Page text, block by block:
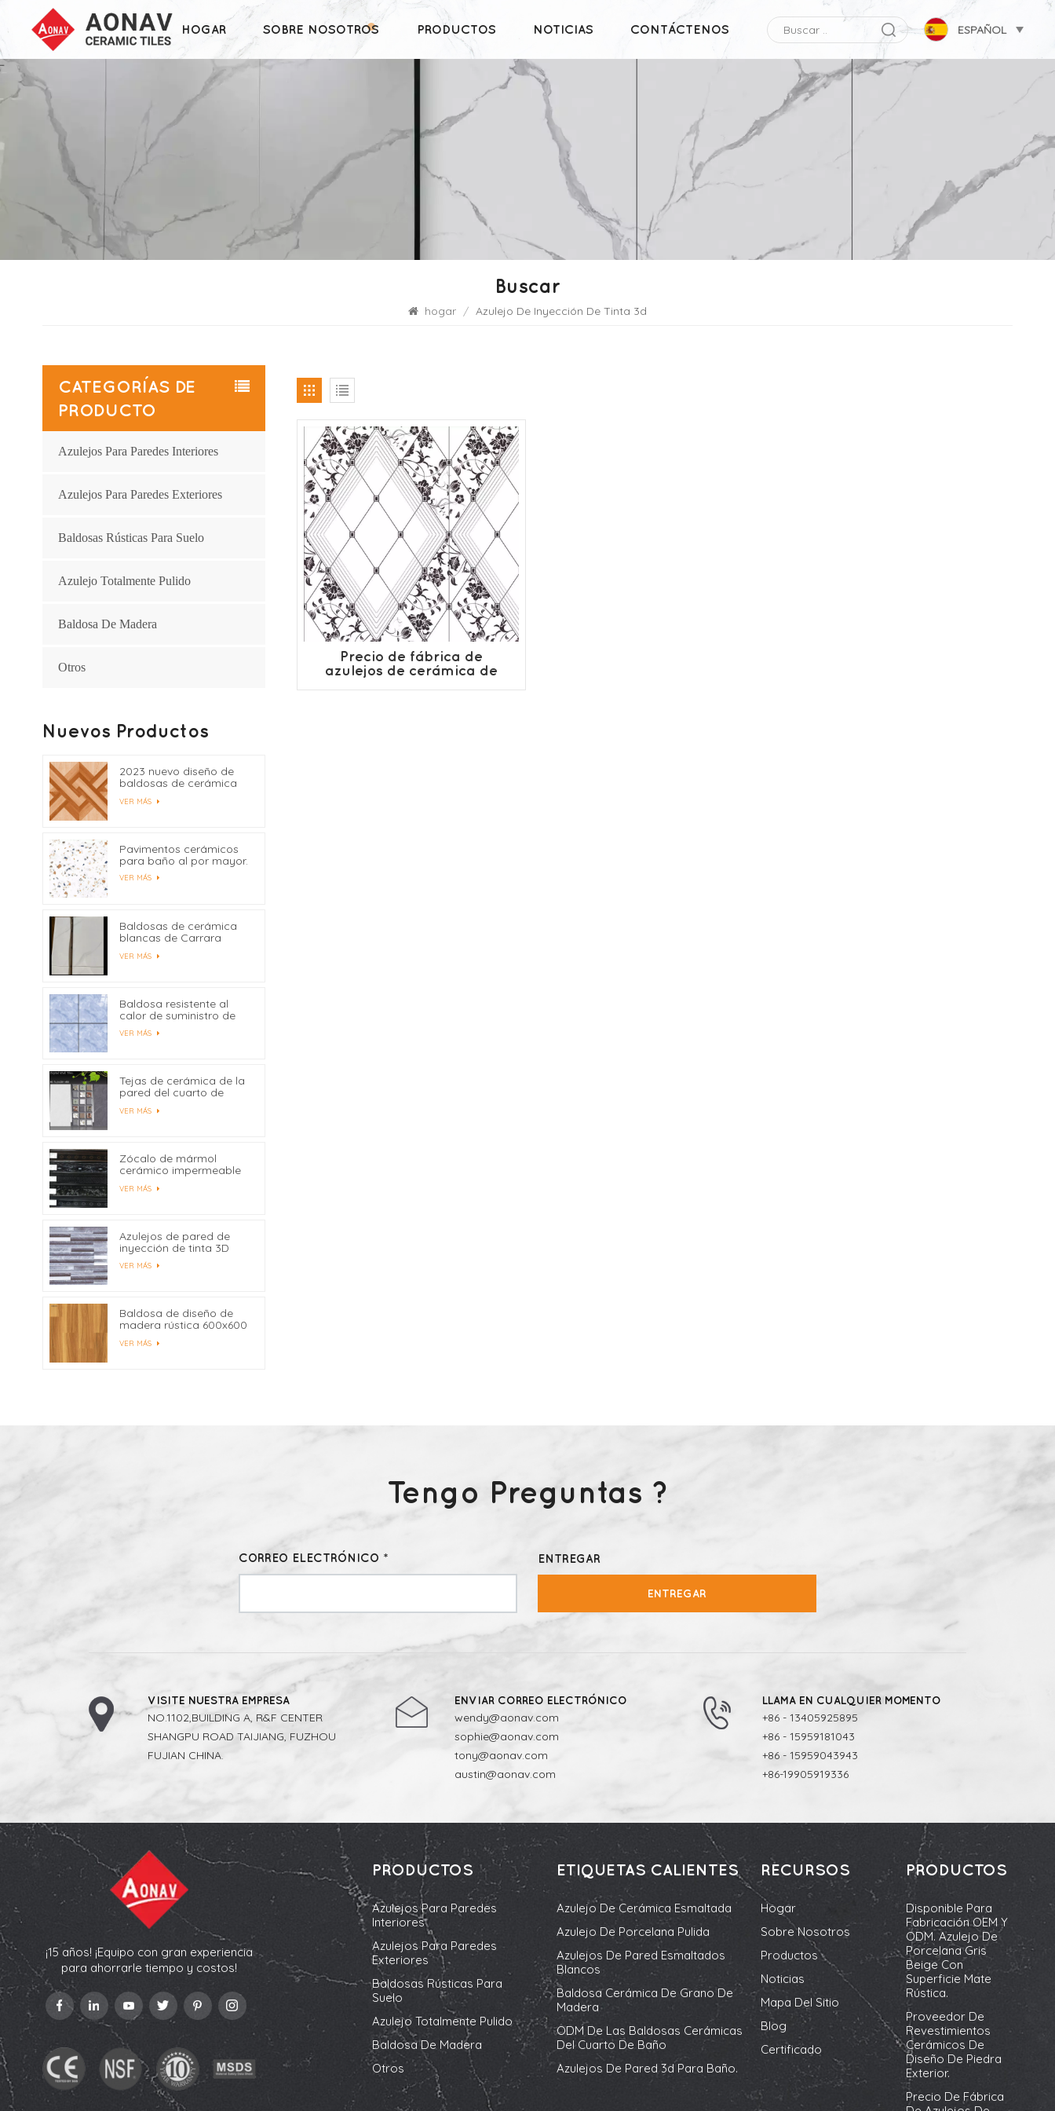
HOGAR SOBRE NOSOTROS PRODUCTOS NOTICIAS CONTÁCTENOS ESPAÑOL
Buscar
hogar / Azulejo De Inyección De Tinta 3d
Precio de fábrica de
azulejos de cerámica de
CATEGORÍAS DE
PRODUCTO
Azulejos Para Paredes Interiores
Azulejos Para Paredes Exteriores
Baldosas Rústicas Para Suelo
Azulejo Totalmente Pulido
Baldosa De Madera
Otros
Nuevos Productos
2023 nuevo diseño de
baldosas de cerámica
400x400
VER MÁS
Pavimentos cerámicos
para baño al por mayor.
VER MÁS
Baldosas de cerámica
blancas de Carrara
precio de fábrica de
China
VER MÁS
Baldosa resistente al
calor de suministro de
fábrica 600x600
VER MÁS
Tejas de cerámica de la
pared del cuarto de
baño de la impresión del
chorro de tinta de
para requisitos
particulares
VER MÁS
Zócalo de mármol
cerámico impermeable
450x80
VER MÁS
Azulejos de pared de
inyección de tinta 3D
para azulejos de pared
interior al por mayor
VER MÁS
Baldosa de diseño de
madera rústica 600x600
Fabricantes China
VER MÁS
Tengo Preguntas ?
CORREO ELECTRÓNICO * ENTREGAR
ENTREGAR
VISITE NUESTRA EMPRESA
NO.1102,BUILDING A, R&F CENTER
SHANGPU ROAD TAIJIANG, FUZHOU
FUJIAN CHINA.
ENVIAR CORREO ELECTRÓNICO
wendy@aonav.com
sophie@aonav.com
tony@aonav.com
austin@aonav.com
LLAMA EN CUALQUIER MOMENTO
+86 - 13405925895
+86 - 15959181043
+86 - 15959043943
+86-19905919336
¡15 años! ¡Equipo con gran experiencia
para ahorrarle tiempo y costos!
PRODUCTOS
Azulejos Para Paredes
Interiores
Azulejos Para Paredes
Exteriores
Baldosas Rústicas Para
Suelo
Azulejo Totalmente Pulido
Baldosa De Madera
Otros
ETIQUETAS CALIENTES
Azulejo De Cerámica Esmaltada
Azulejo De Porcelana Pulida
Azulejos De Pared Esmaltados
Blancos
Baldosa Cerámica De Grano De
Madera
ODM De Las Baldosas Cerámicas
Del Cuarto De Baño
Azulejos De Pared 3d Para Baño.
RECURSOS
Hogar
Sobre Nosotros
Productos
Noticias
Mapa Del Sitio
Blog
Certificado
PRODUCTOS
Disponible Para
Fabricación OEM Y
ODM. Azulejo De
Porcelana Gris
Beige Con
Superficie Mate
Rústica.
Proveedor De
Revestimientos
Cerámicos De
Diseño De Piedra
Exterior.
Precio De Fábrica